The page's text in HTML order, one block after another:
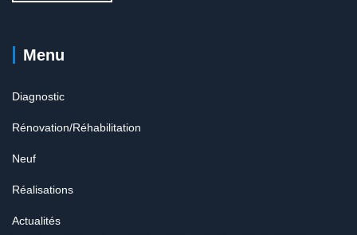
Menu
Diagnostic
Rénovation/Réhabilitation
Neuf
Réalisations
Actualités